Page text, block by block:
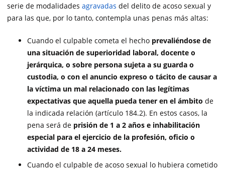
serie de modalidades agravadas del delito de acoso sexual y
para las que, por lo tanto, contempla unas penas más altas:
Cuando el culpable cometa el hecho prevaliéndose de
una situación de superioridad laboral, docente o
jerárquica, o sobre persona sujeta a su guarda o
custodia, o con el anuncio expreso o tácito de causar a
la víctima un mal relacionado con las legítimas
expectativas que aquella pueda tener en el ámbito de
la indicada relación (artículo 184.2). En estos casos, la
pena será de prisión de 1 a 2 años e inhabilitación
especial para el ejercicio de la profesión, oficio o
actividad de 18 a 24 meses.
Cuando el culpable de acoso sexual lo hubiera cometido